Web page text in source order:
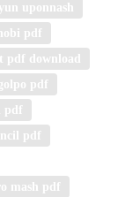
uponnash
pdf
pdf download
pdf
pdf
mash pdf